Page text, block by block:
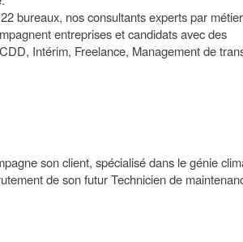
bureaux, nos consultants experts par
entreprises et candidats avec des
Intérim, Freelance, Management de
son client, spécialisé dans le génie
de son futur Technicien de